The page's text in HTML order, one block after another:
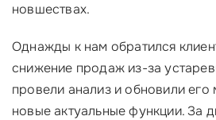
новшествах.
Однажды к нам обратился
снижение продаж из-за
провели анализ и обновили его
новые актуальные функции. За